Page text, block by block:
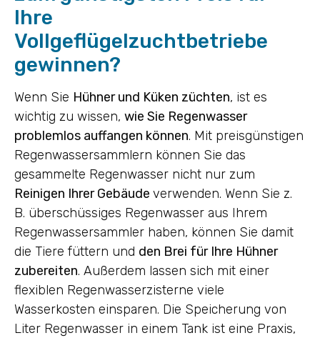
Ihre
Vollgeflügelzuchtbetriebe
gewinnen?
Wenn Sie Hühner und Küken züchten, ist es
wichtig zu wissen, wie Sie Regenwasser
problemlos auffangen können. Mit preisgünstigen
Regenwassersammlern können Sie das
gesammelte Regenwasser nicht nur zum
Reinigen Ihrer Gebäude verwenden. Wenn Sie z.
B. überschüssiges Regenwasser aus Ihrem
Regenwassersammler haben, können Sie damit
die Tiere füttern und den Brei für Ihre Hühner
zubereiten. Außerdem lassen sich mit einer
flexiblen Regenwasserzisterne viele
Wasserkosten einsparen. Die Speicherung von
Liter Regenwasser in einem Tank ist eine Praxis,